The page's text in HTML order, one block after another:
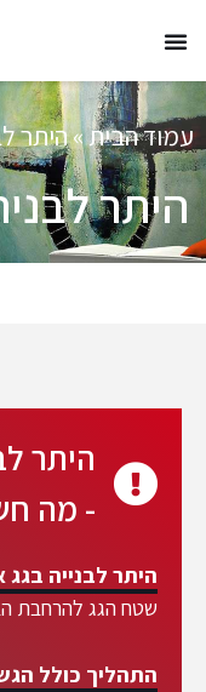
עמוד הבית»היתר
היתר
היתר
- מה
היתר לבנייה
שטח הגג להרחבת
התהליך כולל